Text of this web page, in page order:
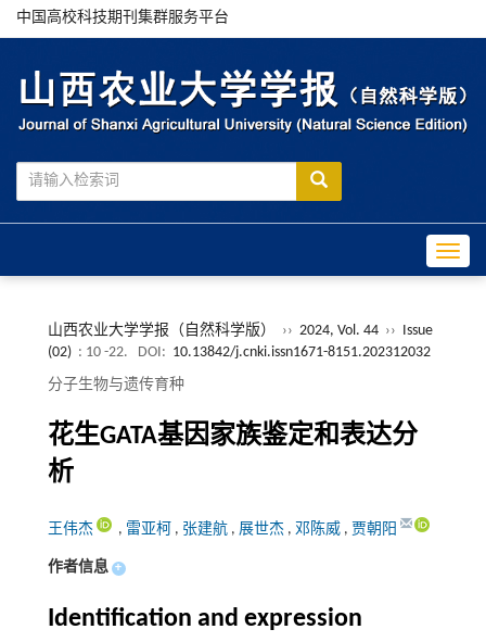
中国高校科技期刊集群服务平台
山西农业大学学报（自然科学版） ›› 2024, Vol. 44 ›› Issue
(02) : 10 -22. DOI: 10.13842/j.cnki.issn1671-8151.202312032
分子生物与遗传育种
花生GATA基因家族鉴定和表达分
析
王伟杰 , 雷亚柯 , 张建航 , 展世杰 , 邓陈威 , 贾朝阳
作者信息 +
Identification and expression